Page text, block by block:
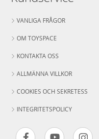
VANLIGA FRÅGOR
OM TOYSPACE
KONTAKTA OSS
ALLMÄNNA VILLKOR
COOKIES OCH SEKRETESS
INTEGRITETSPOLICY